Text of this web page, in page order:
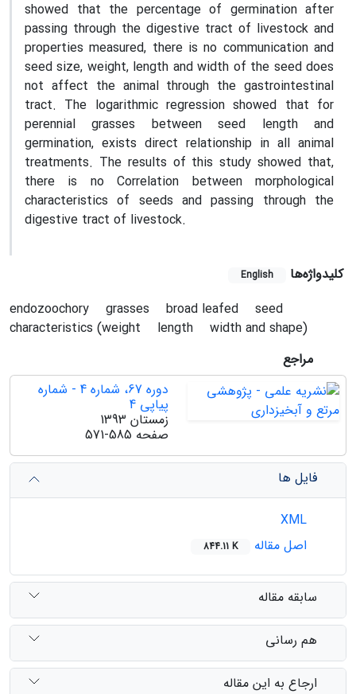
showed that the percentage of germination after
passing through the digestive tract of livestock and
properties measured, there is no communication and
seed size, weight, length and width of the seed does
not affect the animal through the gastrointestinal
tract. The logarithmic regression showed that for
perennial grasses between seed length and
germination, exists direct relationship in all animal
treatments. The results of this study showed that,
there is no Correlation between morphological
characteristics of seeds and passing through the
digestive tract of livestock.
کلیدواژه‌ها English
endozoochory grasses broad leafed
seed
characteristics (weight
length
width and shape)
مراجع
دوره 67، شماره 4 - شماره
پیاپی 4
زمستان 1393
صفحه 571-585
فایل ها
اصل مقاله
844.11 K
سابقه مقاله
هم رسانی
ارجاع به این مقاله